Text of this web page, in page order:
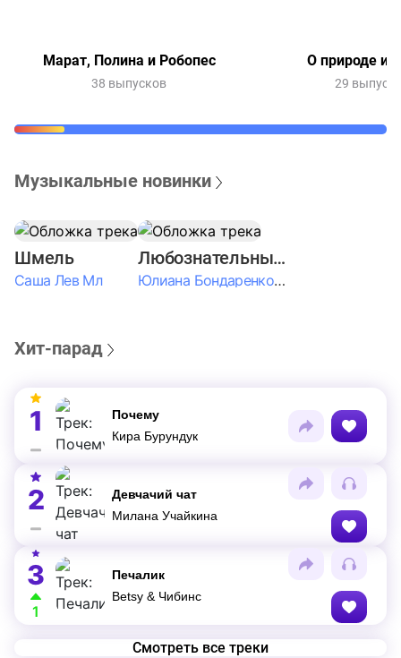
Марат, Полина и Робопес
38 выпусков
О природе и
29
Музыкальные новинки
Шмель
Саша Лев Мл
Любознательные Дети
Юлиана Бондаренко & Амелия Колпакова & Егор Егоров & Валерия Шевченко & Ксюша Косичкина
Хит-парад
1
Почему
Кира Бурундук
2
Девчачий чат
Милана Учайкина
3
1
Печалик
Betsy & Чибинс
Смотреть все треки